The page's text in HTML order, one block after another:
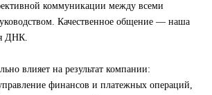
коммуникации между всеми
Качественное общение — наша
ДНК.
влияет на результат компании:
финансов и платежных операций,